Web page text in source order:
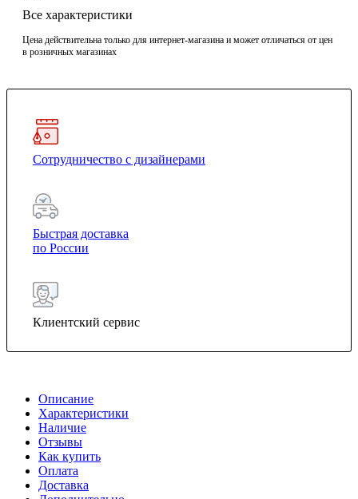
Все характеристики
Цена действительна только для интернет-магазина и может отличаться от цен
в розничных магазинах
Сотрудничество с дизайнерами
Быстрая доставка
по России
Клиентский сервис
Описание
Характеристики
Наличие
Отзывы
Как купить
Оплата
Доставка